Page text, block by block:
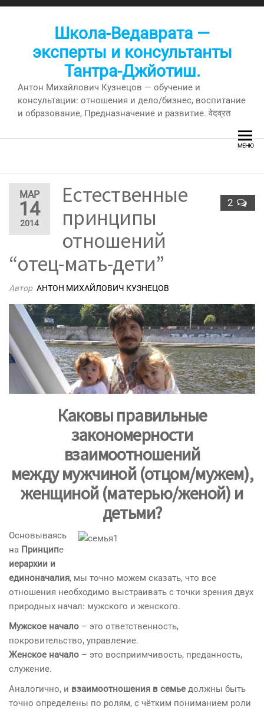
Перейти
Школа-Ведаврата —
эксперты и консультанты
Тантра-Джйотиш.
Антон Михайлович Кузнецов — обучение и
консультации: отношения и дело/бизнес, воспитание
и образование, Предназначение и развитие. वेदव्रत
МЕНЮ
МАР
14
2014
2
Естественные
принципы
отношений
“отец-мать-дети”
Автор АНТОН МИХАЙЛОВИЧ КУЗНЕЦОВ
Каковы правильные
закономерности
взаимоотношений
между мужчиной (отцом/мужем),
женщиной (матерью/женой) и
детьми?
Основываясь
на Принципе
иерархии и
единоначалия, мы точно можем сказать, что все
отношения необходимо выстраивать с точки зрения двух
природных начал: мужского и женского.
Мужское начало – это ответственность,
покровительство, управление.
Женское начало – это восприимчивость, преданность,
служение.
Аналогично, и взаимоотношения в семье должны быть
точно определены по ролям, с чётким пониманием роли